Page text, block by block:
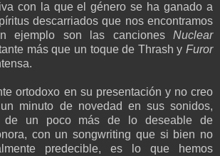
con la que el género se ha ganado a
descarriados que nos encontramos
ejemplo son las canciones Nuclear
más que un toque de Thrash y Furor
ortodoxo en su presentación y no creo
minuto de novedad en sus sonidos,
de un poco más de lo deseable de
con un songwriting que si bien no
predecible, es lo que hemos